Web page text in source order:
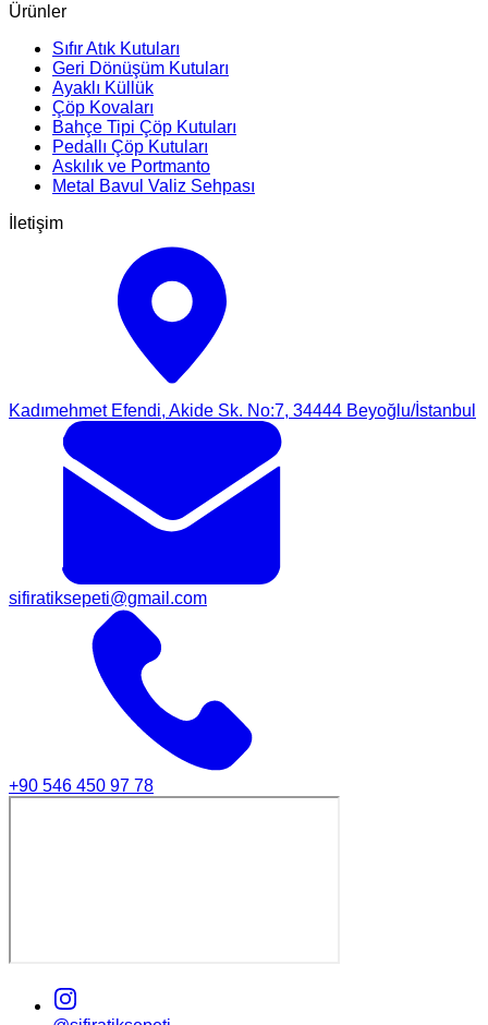
Ürünler
Sıfır Atık Kutuları
Geri Dönüşüm Kutuları
Ayaklı Küllük
Çöp Kovaları
Bahçe Tipi Çöp Kutuları
Pedallı Çöp Kutuları
Askılık ve Portmanto
Metal Bavul Valiz Sehpası
İletişim
Kadımehmet Efendi, Akide Sk. No:7, 34444 Beyoğlu/İstanbul
sifiratiksepeti@gmail.com
+90 546 450 97 78